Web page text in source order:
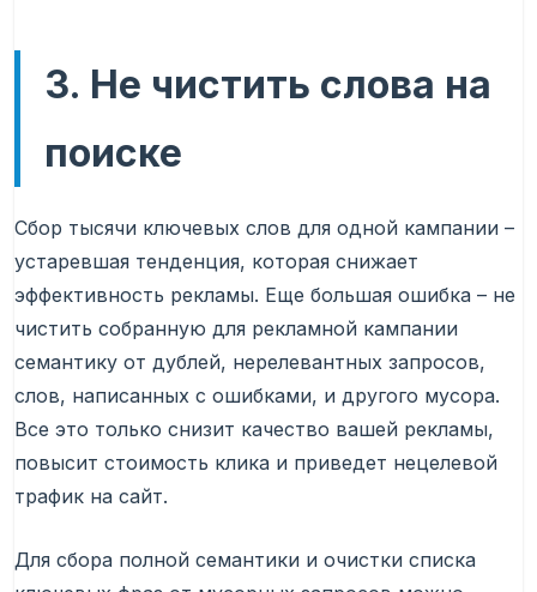
3. Не чистить слова на
поиске
Сбор тысячи ключевых слов для одной кампании –
устаревшая тенденция, которая снижает
эффективность рекламы. Еще большая ошибка – не
чистить собранную для рекламной кампании
семантику от дублей, нерелевантных запросов,
слов, написанных с ошибками, и другого мусора.
Все это только снизит качество вашей рекламы,
повысит стоимость клика и приведет нецелевой
трафик на сайт.
Для сбора полной семантики и очистки списка